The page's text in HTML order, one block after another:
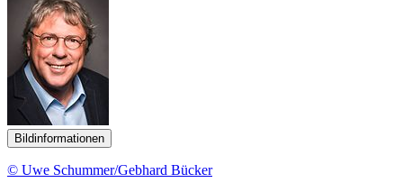
Bildinformationen
© Uwe Schummer/Gebhard Bücker